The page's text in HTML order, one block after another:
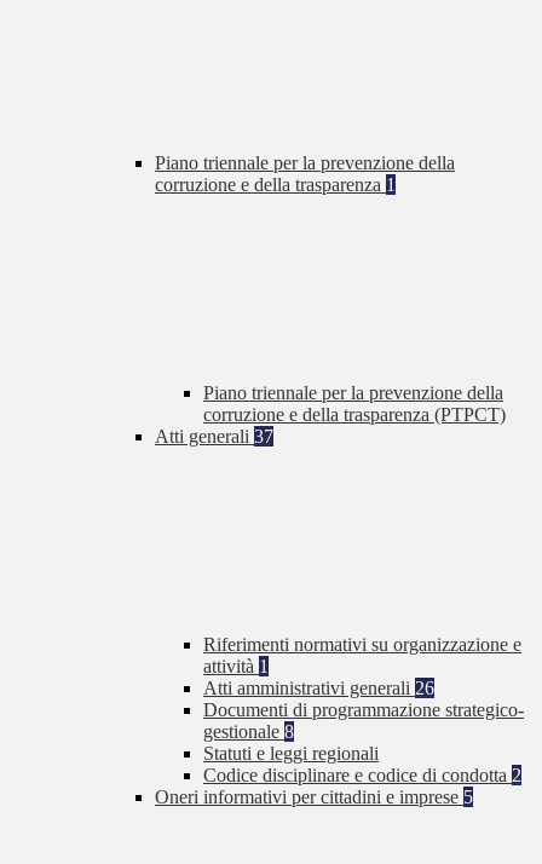
Piano triennale per la prevenzione della
corruzione e della trasparenza 1
Piano triennale per la prevenzione della
corruzione e della trasparenza (PTPCT)
Atti generali 37
Riferimenti normativi su organizzazione e
attività 1
Atti amministrativi generali 26
Documenti di programmazione strategico-
gestionale 8
Statuti e leggi regionali
Codice disciplinare e codice di condotta 2
Oneri informativi per cittadini e imprese 5